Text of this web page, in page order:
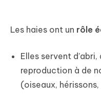
Les haies ont un rôle
Elles servent
reproduction à de
(oiseaux,